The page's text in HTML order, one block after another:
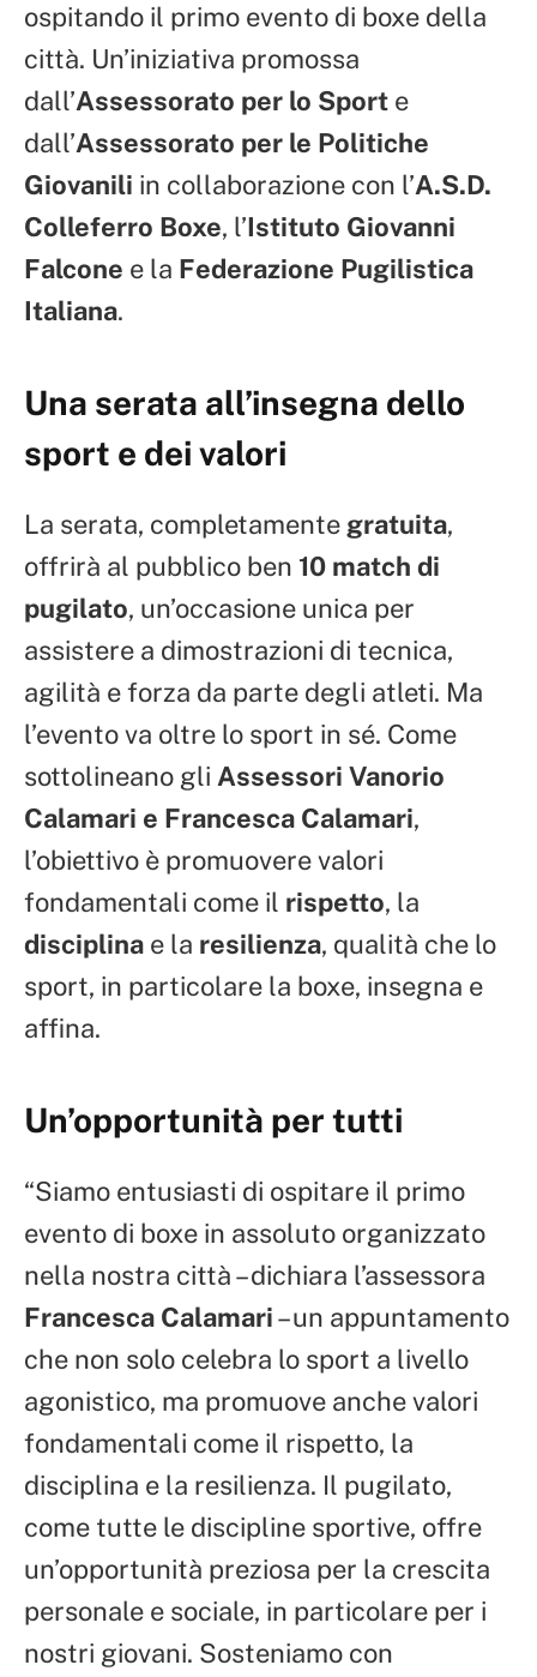
ospitando il primo evento di boxe della
città. Un’iniziativa promossa
dall’Assessorato per lo Sport e
dall’Assessorato per le Politiche
Giovanili in collaborazione con l’A.S.D.
Colleferro Boxe, l’Istituto Giovanni
Falcone e la Federazione Pugilistica
Italiana.
Una serata all’insegna dello
sport e dei valori
La serata, completamente gratuita,
offrirà al pubblico ben 10 match di
pugilato, un’occasione unica per
assistere a dimostrazioni di tecnica,
agilità e forza da parte degli atleti. Ma
l’evento va oltre lo sport in sé. Come
sottolineano gli Assessori Vanorio
Calamari e Francesca Calamari,
l’obiettivo è promuovere valori
fondamentali come il rispetto, la
disciplina e la resilienza, qualità che lo
sport, in particolare la boxe, insegna e
affina.
Un’opportunità per tutti
“Siamo entusiasti di ospitare il primo
evento di boxe in assoluto organizzato
nella nostra città – dichiara l’assessora
Francesca Calamari– un appuntamento
che non solo celebra lo sport a livello
agonistico, ma promuove anche valori
fondamentali come il rispetto, la
disciplina e la resilienza. Il pugilato,
come tutte le discipline sportive, offre
un’opportunità preziosa per la crescita
personale e sociale, in particolare per i
nostri giovani. Sosteniamo con